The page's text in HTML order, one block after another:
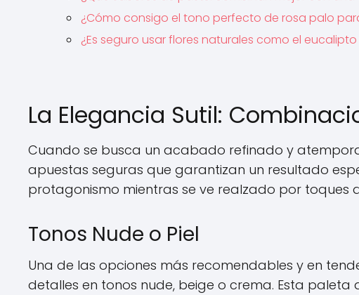
¿Cómo consigo el tono perfecto de rosa palo
¿Es seguro usar flores naturales como el
La Elegancia Sutil:
Cuando se busca un acabado refinado y
apuestas seguras que garantizan un resultado
protagonismo mientras se ve realzado por toques
Tonos Nude o Piel
Una de las opciones más recomendables y en
detalles en tonos nude, beige o crema. Esta